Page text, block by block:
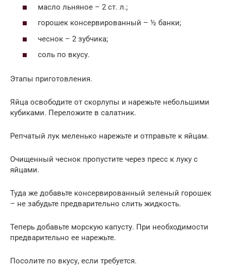
масло льняное – 2 ст. л.;
горошек консервированный – ½ банки;
чеснок – 2 зубчика;
соль по вкусу.
Этапы приготовления.
Яйца освободите от скорлупы и нарежьте небольшими
кубиками. Переложите в салатник.
Репчатый лук меленько нарежьте и отправьте к яйцам.
Очищенный чеснок пропустите через пресс к луку с
яйцами.
Туда же добавьте консервированный зеленый горошек
– не забудьте предварительно слить жидкость.
Теперь добавьте морскую капусту. При необходимости
предварительно ее нарежьте.
Посолите по вкусу, если требуется.